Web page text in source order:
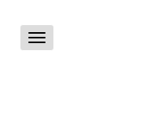
Toggle